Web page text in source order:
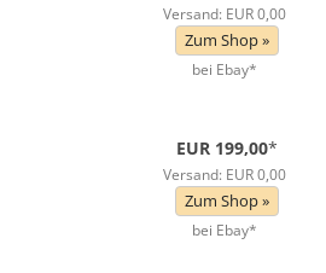
Versand: EUR 0,00
Zum Shop »
bei Ebay*
EUR 199,00*
Versand: EUR 0,00
Zum Shop »
bei Ebay*